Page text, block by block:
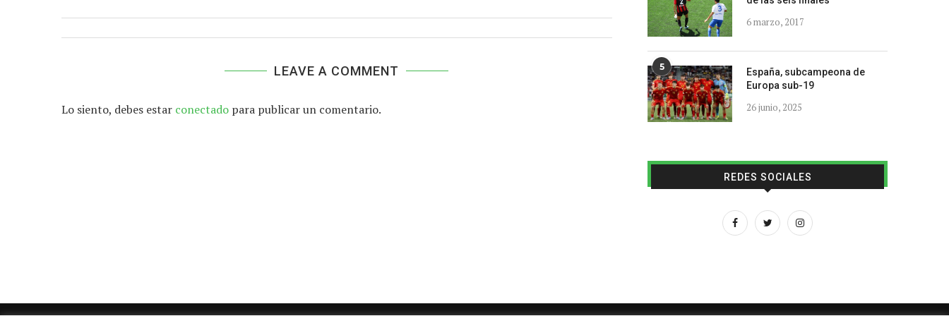
LEAVE A COMMENT
Lo siento, debes estar conectado para publicar un comentario.
6 marzo, 2017
5
España, subcampeona de
Europa sub-19
26 junio, 2025
REDES SOCIALES